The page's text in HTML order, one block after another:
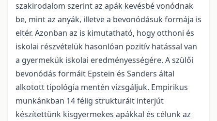
szakirodalom szerint az apák kevésbé vonódnak
be, mint az anyák, illetve a bevonódásuk formája is
eltér. Azonban az is kimutatható, hogy otthoni és
iskolai részvételük hasonlóan pozitív hatással van
a gyermekük iskolai eredményességére. A szülői
bevonódás formáit Epstein és Sanders által
alkotott tipológia mentén vizsgáljuk. Empirikus
munkánkban 14 félig strukturált interjút
készítettünk kisgyermekes apákkal és célunk az